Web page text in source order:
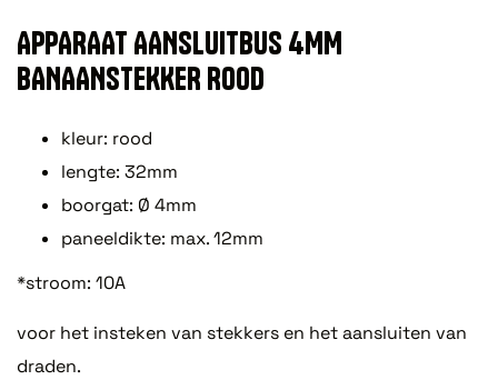
APPARAAT AANSLUITBUS 4MM
BANAANSTEKKER ROOD
kleur: rood
lengte: 32mm
boorgat: Ø 4mm
paneeldikte: max. 12mm
*stroom: 10A
voor het insteken van stekkers en het aansluiten van
draden.